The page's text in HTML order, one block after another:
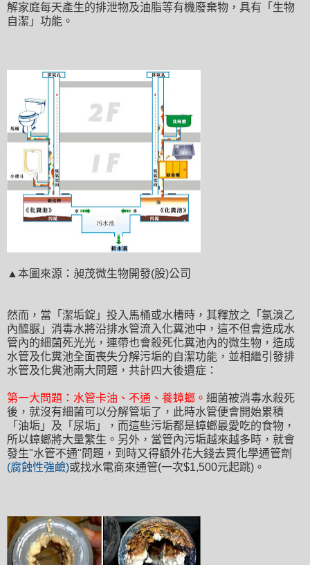
解家庭每天產生的排泄物及油脂等有機廢棄物 ，具有 「 生物
自潔 」 功能 。
▲本圖來源 ：昶茂微生物開發(股)公司
然而， 當 「 潔垢錠 」 投入馬桶或水槽時 ，其釋放之
「氯溴乙
內醯脲」 消毒水將沿排水管流入化糞池中 ，這不但會造成水
管內的細菌死光光 ，連帶也會殺死化糞池內的微生物 ，造成
水管及化糞池全面喪失分解污垢的自潔功能 ，並相繼引發排
水管及化糞池兩大問題 ，共計四大後遺症 ：
第一大問題 ： 水管卡油 、不通 、 養蟑螂 。 細菌被消毒水殺死
後 ，就沒有細菌可以分解管垢了 ，此時水管便會開始累積
「 油垢 」 及 「 尿垢 」 ， 而這些污垢都是蟑螂最愛吃的食物 ，
所以蟑螂將大量繁生 。 另外 ， 當管內污垢越來越多時 ，就會
發生"水管不通"問題 ，到時又得額外花大錢去買化學通管劑
(腐蝕性強鹼)或找水電商來通管(一次$1,500元起跳) 。